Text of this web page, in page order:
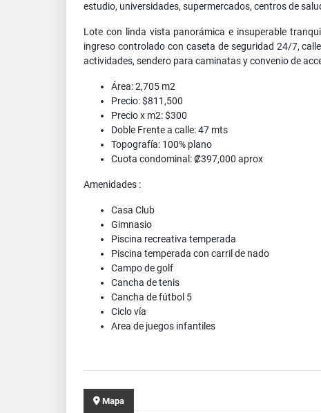
estudio, universidades, supermercados, centros de
Lote con linda vista panorámica e insuperable
ingreso controlado con caseta de seguridad 24/7,
actividades, sendero para caminatas y convenio de
Área: 2,705 m2
Precio: $811,500
Precio x m2: $300
Doble Frente a calle: 47 mts
Topografía: 100% plano
Cuota condominal: ₡397,000 aprox
Amenidades :
Casa Club
Gimnasio
Piscina recreativa temperada
Piscina temperada con carril de nado
Campo de golf
Cancha de tenis
Cancha de fútbol 5
Ciclo vía
Area de juegos infantiles
Mapa